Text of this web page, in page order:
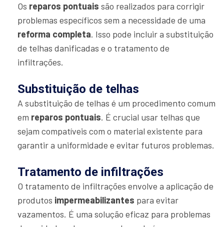
Os reparos pontuais são realizados para corrigir
problemas específicos sem a necessidade de uma
reforma completa. Isso pode incluir a substituição
de telhas danificadas e o tratamento de
infiltrações.
Substituição de telhas
A substituição de telhas é um procedimento comum
em reparos pontuais. É crucial usar telhas que
sejam compatíveis com o material existente para
garantir a uniformidade e evitar futuros problemas.
Tratamento de infiltrações
O tratamento de infiltrações envolve a aplicação de
produtos impermeabilizantes para evitar
vazamentos. É uma solução eficaz para problemas